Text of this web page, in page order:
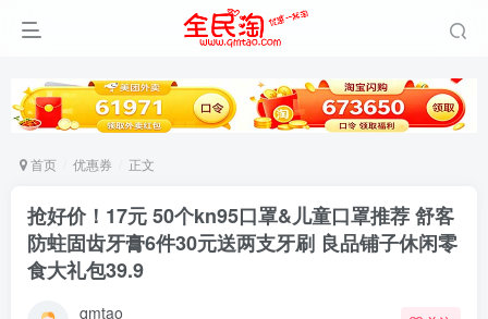
首页 优惠券 正文
抢好价！17元 50个kn95口罩&儿童口罩推荐 舒客
防蛀固齿牙膏6件30元送两支牙刷 良品铺子休闲零
食大礼包39.9
qmtao